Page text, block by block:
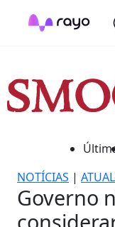
NOTÍCIAS |
Governo